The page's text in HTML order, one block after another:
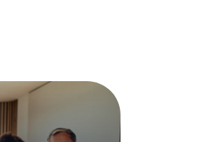
umělou